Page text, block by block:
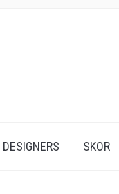
DESIGNERS SKOR